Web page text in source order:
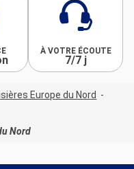
À VOTRE ÉCOUTE
7/7 j
Europe du Nord
Nord